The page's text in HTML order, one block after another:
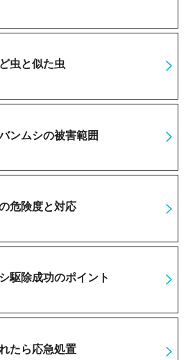
虫と似た虫
ンムシの被害範囲
危険度と対応
駆除成功のポイント
たら応急処置